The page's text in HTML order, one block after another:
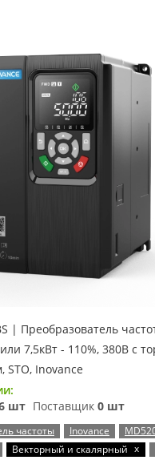
| Преобразователь
7,5кВт - 110%, 380В с
STO, Inovance
шт Поставщик 0 шт
частоты Inovance
Векторный и скалярный x